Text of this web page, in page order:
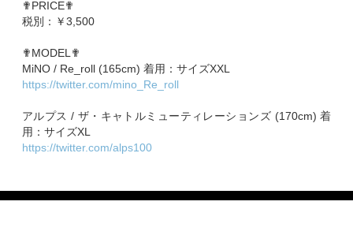
✟PRICE✟
税別：￥3,500
✟MODEL✟
MiNO / Re_roll (165cm) 着用：サイズXXL
https://twitter.com/mino_Re_roll
アルプス / ザ・キャトルミューティレーションズ (170cm) 着
用：サイズXL
https://twitter.com/alps100